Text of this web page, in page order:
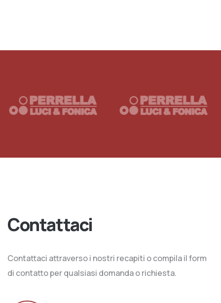
Contattaci
Contattaci attraverso i nostri recapiti o compila il form
di contatto per qualsiasi domanda o richiesta.